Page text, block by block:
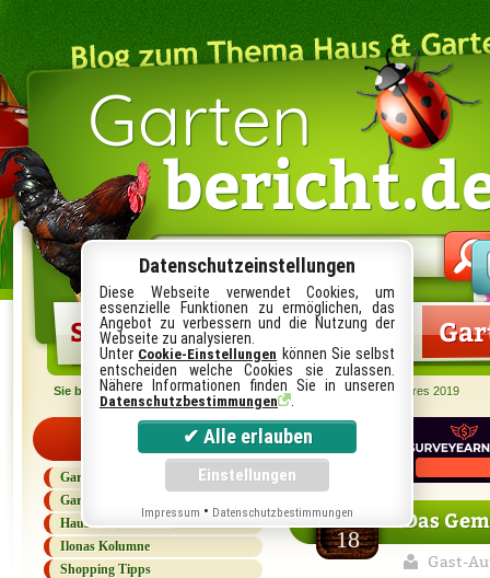
Garten
Suche
Startseite Gartenlexikon
Sie befinden sich hier: Startseite› Garten› Das Gemüse des Jahres 2019
Kategorien
Garten
Gartenlexikon
Haus und Haushalt
Ilonas Kolumne
Shopping Tipps
18
Das
Gast-
Datenschutzeinstellungen
Diese Webseite verwendet Cookies, um
essenzielle Funktionen zu ermöglichen, das
Angebot zu verbessern und die Nutzung der
Webseite zu analysieren.
Unter Cookie-Einstellungen können Sie selbst
entscheiden welche Cookies sie zulassen.
Nähere Informationen finden Sie in unseren
Datenschutzbestimmungen
Impressum • Datenschutzbestimmungen